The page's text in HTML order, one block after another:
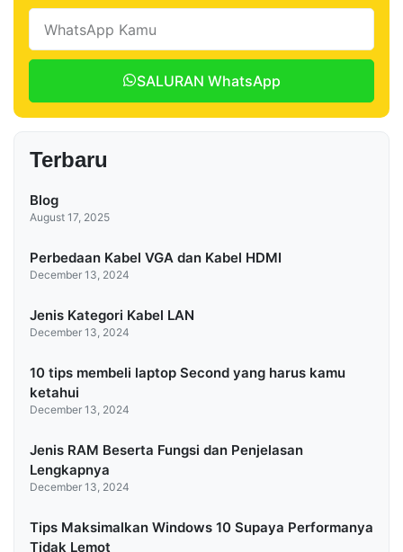
SALURAN WhatsApp
Terbaru
Blog
August 17, 2025
Perbedaan Kabel VGA dan Kabel HDMI
December 13, 2024
Jenis Kategori Kabel LAN
December 13, 2024
10 tips membeli laptop Second yang harus kamu
ketahui
December 13, 2024
Jenis RAM Beserta Fungsi dan Penjelasan
Lengkapnya
December 13, 2024
Tips Maksimalkan Windows 10 Supaya Performanya
Tidak Lemot